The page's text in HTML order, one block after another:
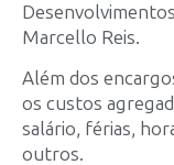
Marcello Reis.
Além dos
os custos
salário, férias,
outros.